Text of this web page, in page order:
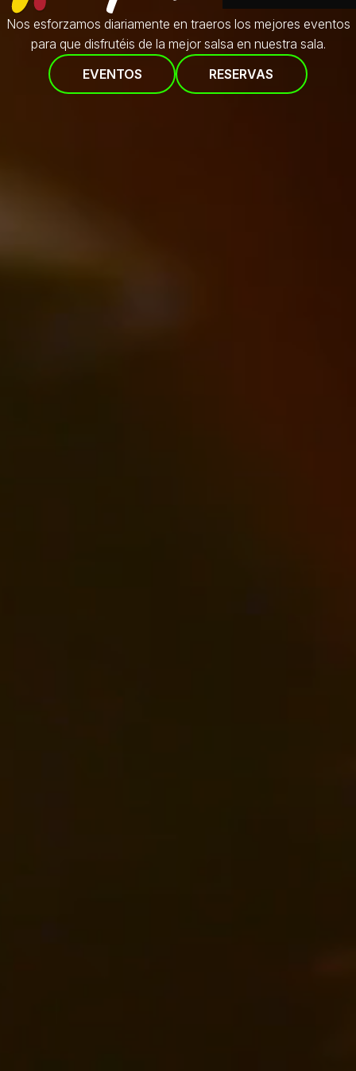
Nos esforzamos diariamente en traeros los mejores eventos
para que disfrutéis de la mejor salsa en nuestra sala.
EVENTOS
RESERVAS